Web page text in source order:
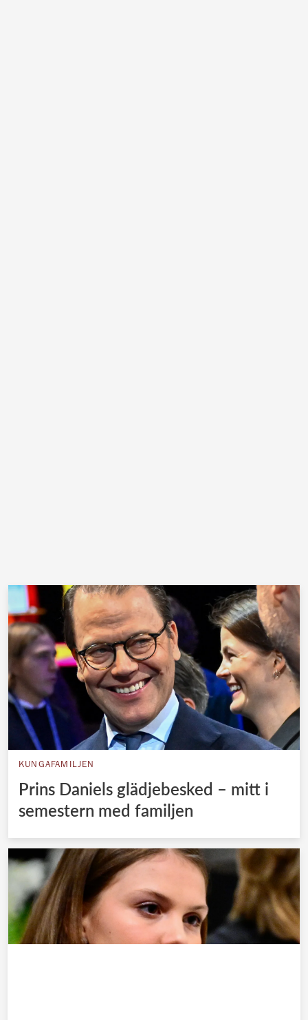
KUNGAFAMILJEN
Prins Daniels glädjebesked – mitt i
semestern med familjen